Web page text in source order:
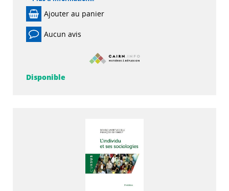
Ajouter au panier
Aucun avis
Disponible